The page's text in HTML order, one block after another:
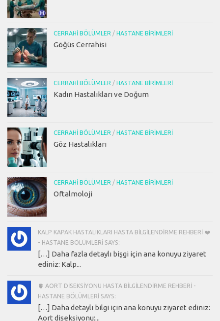
CERRAHI BÖLÜMLER / HASTANE BIRIMLERI
Göğüs Cerrahisi
CERRAHI BÖLÜMLER / HASTANE BIRIMLERI
Kadın Hastalıkları ve Doğum
CERRAHI BÖLÜMLER / HASTANE BIRIMLERI
Göz Hastalıkları
CERRAHI BÖLÜMLER / HASTANE BIRIMLERI
Oftalmoloji
KALP KAPAK HASTALIKLARI HASTA BILGILENDIRME REHBERI ❤️
- HASTANE BÖLÜMLERI SAYS:
[…] Daha fazla detaylı bişgi için ana konuyu ziyaret
ediniz: Kalp...
🫀 AORT DISEKSIYONU HASTA BILGILENDIRME REHBERI -
HASTANE BÖLÜMLERI SAYS:
[…] Daha detaylı bilgi için ana konuyu ziyaret ediniz:
Aort diseksiyonu:...